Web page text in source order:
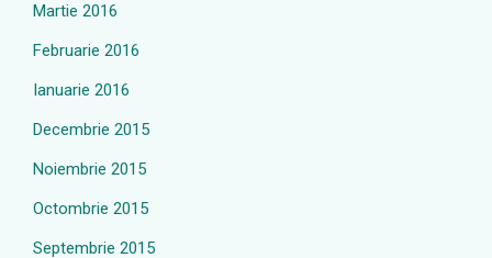
Martie 2016
Februarie 2016
Ianuarie 2016
Decembrie 2015
Noiembrie 2015
Octombrie 2015
Septembrie 2015